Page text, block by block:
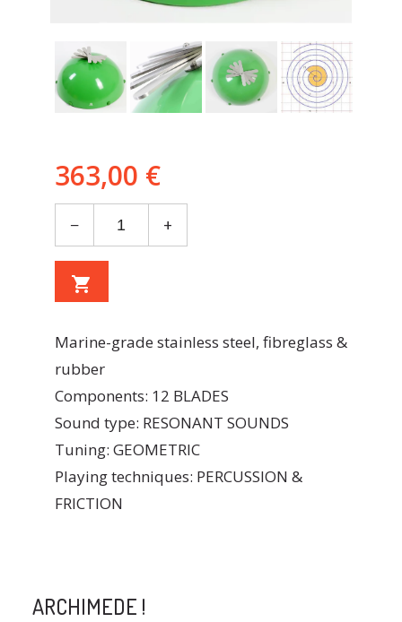
363,00 €
− +
shopping_cart
Marine-grade stainless steel, fibreglass &
rubber
Components: 12 BLADES
Sound type: RESONANT SOUNDS
Tuning: GEOMETRIC
Playing techniques: PERCUSSION &
FRICTION
ARCHIMEDE !